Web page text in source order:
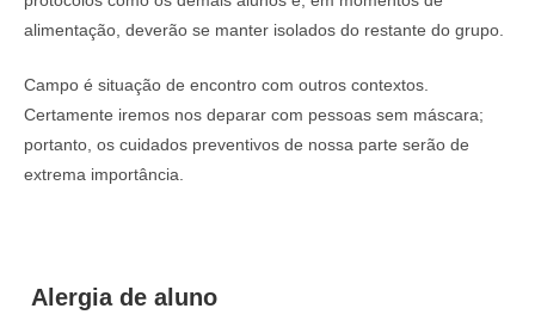
alimentação, deverão se manter isolados do restante do grupo.
Campo é situação de encontro com outros contextos.
Certamente iremos nos deparar com pessoas sem máscara;
portanto, os cuidados preventivos de nossa parte serão de
extrema importância.
Alergia de aluno